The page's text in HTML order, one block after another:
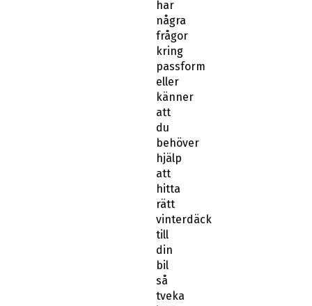
några
frågor
kring
passform
eller
känner
att
du
behöver
hjälp
att
hitta
rätt
vinterdäck
till
din
bil
så
tveka
inte